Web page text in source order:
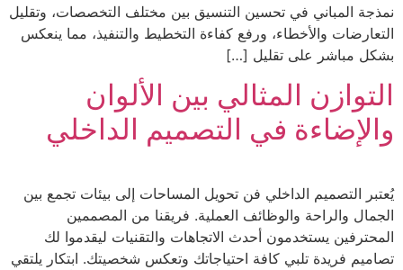
نمذجة المباني في تحسين التنسيق بين مختلف التخصصات، وتقليل
التعارضات والأخطاء، ورفع كفاءة التخطيط والتنفيذ، مما ينعكس
بشكل مباشر على تقليل […]
التوازن المثالي بين الألوان
والإضاءة في التصميم الداخلي
يُعتبر التصميم الداخلي فن تحويل المساحات إلى بيئات تجمع بين
الجمال والراحة والوظائف العملية. فريقنا من المصممين
المحترفين يستخدمون أحدث الاتجاهات والتقنيات ليقدموا لك
تصاميم فريدة تلبي كافة احتياجاتك وتعكس شخصيتك. ابتكار يلتقي